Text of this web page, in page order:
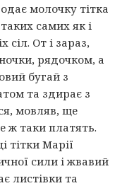
молочку тітка
самих як і
От і зараз,
рядочком, а
бугай з
та здирає з
мовляв, ще
ж таки платять.
тітки Марії
сили і жвавий
листівки та